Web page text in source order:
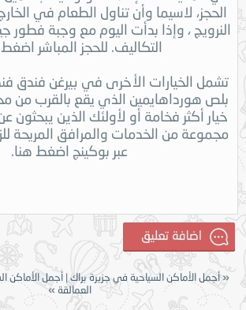
الحجز، لاسيما وأن تناول الطعام في
النرويج ، وإذا بدأت اليوم مع وجبة
التكاليف. للحجز المباشر
تشمل الخيارات الأخرى في بيرغن فندق
بلص هورداهايمين الذي يقع بالقرب من
خيار أكثر فخامة أو لأولئك الذين يبحثون
مجموعة من الخدمات والمرافق المريحة
عبر بوكينج اضغط هنا.
«أجمل الأماكن السياحية في جزيرة براك| أجمل الأماكن
العمالقة »